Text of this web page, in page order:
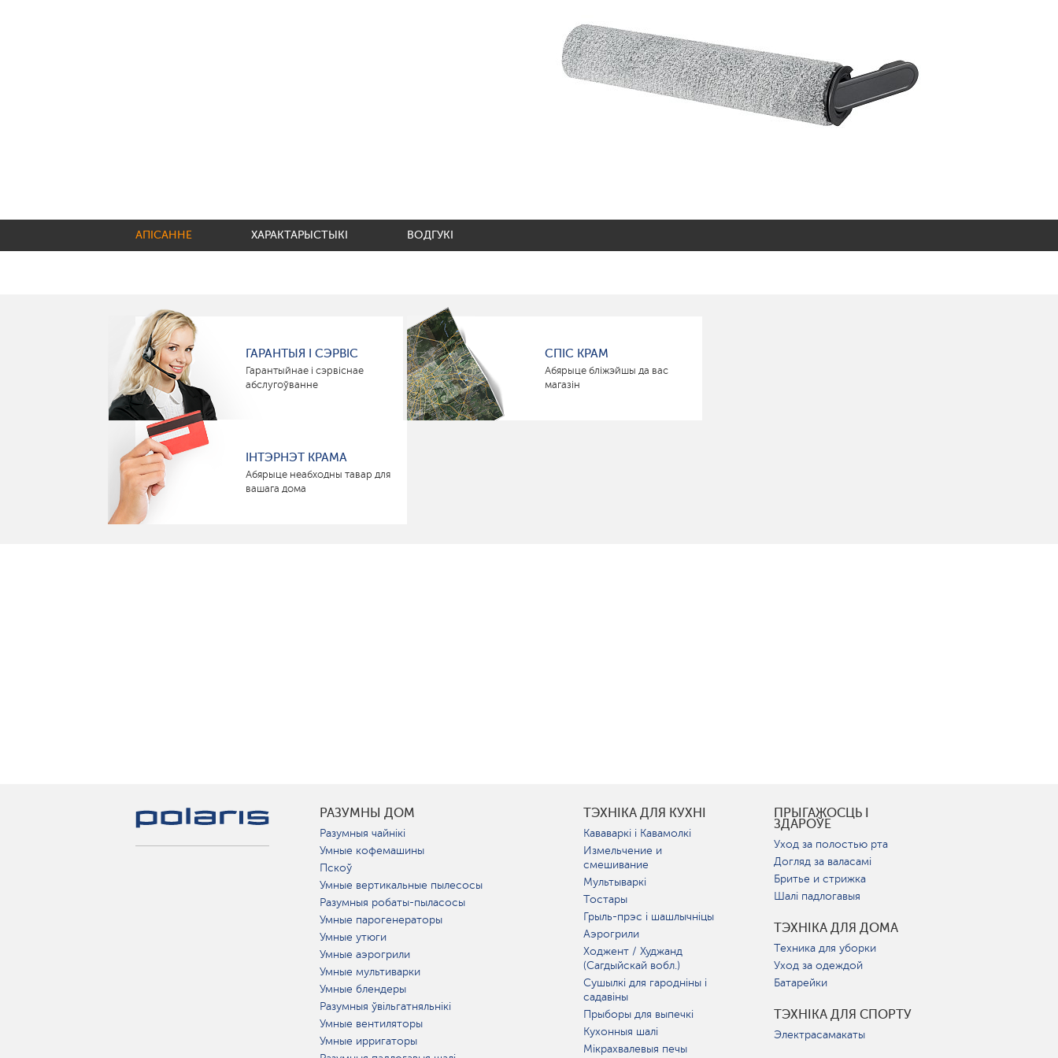
АПІСАННЕ ХАРАКТАРЫСТЫКІ ВОДГУКІ
ГАРАНТЫЯ І СЭРВІС
Гарантыйнае і сэрвіснае
абслугоўванне
СПІС КРАМ
Абярыце бліжэйшы да вас
магазін
ІНТЭРНЭТ КРАМА
Абярыце неабходны тавар для
вашага дома
РАЗУМНЫ ДОМ
Разумныя чайнікі
Умные кофемашины
Пскоў
Умные вертикальные пылесосы
Разумныя робаты-пыласосы
Умные парогенераторы
Умные утюги
Умные аэрогрили
Умные мультиварки
Умные блендеры
Разумныя ўвільгатняльнікі
Умные вентиляторы
Умные ирригаторы
ТЭХНІКА ДЛЯ КУХНІ
Кававаркі і Кавамолкі
Измельчение и
смешивание
Мультываркі
Тостары
Грыль-прэс і шашлычніцы
Аэрогрили
Ходжент / Худжанд
(Сагдыйскай вобл.)
Сушылкі для гародніны і
садавіны
Прыборы для выпечкі
Кухонныя шалі
Мікрахвалевыя печы
ПРЫГАЖОСЦЬ І
ЗДАРОЎЕ
Уход за полостью рта
Догляд за валасамі
Бритье и стрижка
Шалі падлогавыя
ТЭХНІКА ДЛЯ ДОМА
Техника для уборки
Уход за одеждой
Батарейки
ТЭХНІКА ДЛЯ СПОРТУ
Электрасамакаты